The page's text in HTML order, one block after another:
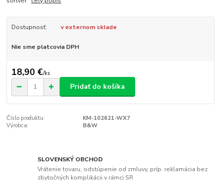
Dostupnosť: v externom sklade
Nie sme platcovia DPH
18,90 €/ks
Pridať do košíka
Číslo produktu:
KM-102621-WX7
Výrobca:
B&W
SLOVENSKÝ OBCHOD
Vrátenie tovaru, odstúpenie od zmluvy, príp. reklamácia bez
zbytočných komplikácii v rámci SR